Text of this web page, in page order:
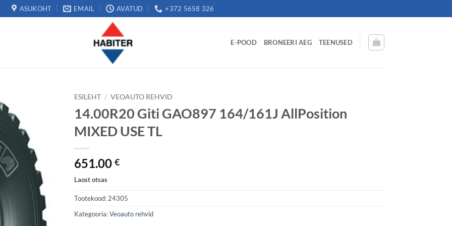
ASUKOHT EMAIL AVATUD +372 5658 326
E-POOD BRONEERI AEG TEENUSED
ESILEHT / VEOAUTO REHVID
14.00R20 Giti GAO897 164/161J AllPosition
MIXED USE TL
651.00 €
Laost otsas
Tootekood: 24305
Kategooria:Veoauto rehvid